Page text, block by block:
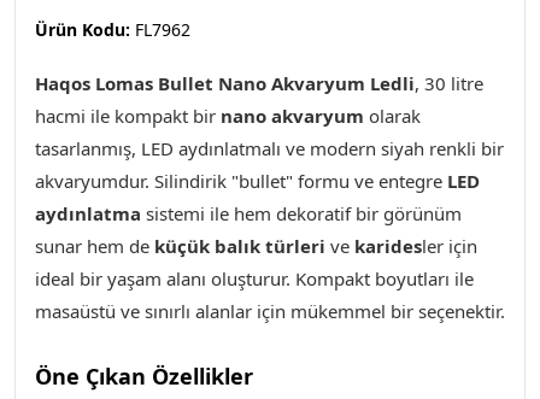
Ürün Kodu: FL7962
Haqos Lomas Bullet Nano Akvaryum Ledli, 30 litre
hacmi ile kompakt bir nano akvaryum olarak
tasarlanmış, LED aydınlatmalı ve modern siyah renkli bir
akvaryumdur. Silindirik "bullet" formu ve entegre LED
aydınlatma sistemi ile hem dekoratif bir görünüm
sunar hem de küçük balık türleri ve karidesler için
ideal bir yaşam alanı oluşturur. Kompakt boyutları ile
masaüstü ve sınırlı alanlar için mükemmel bir seçenektir.
Öne Çıkan Özellikler